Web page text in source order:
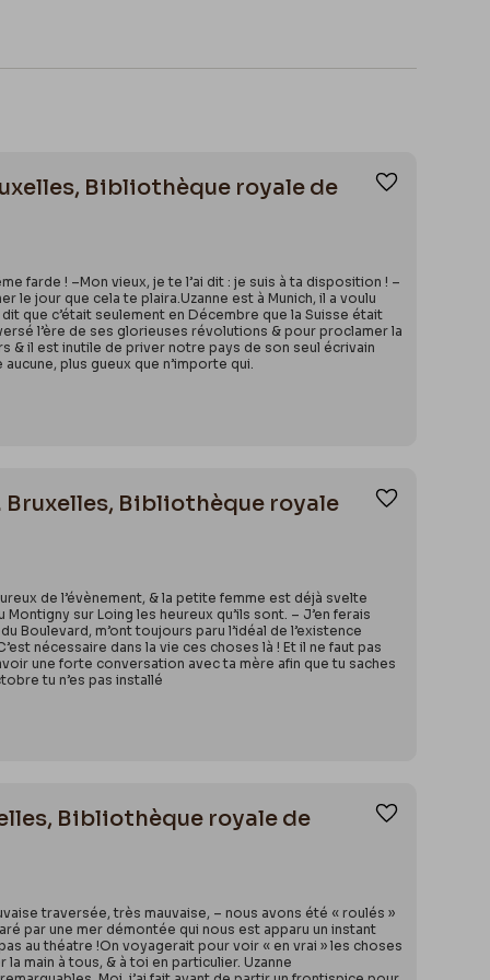
Bibliothèque royale de
farde ! –Mon vieux, je te l’ai dit : je suis à ta disposition ! –
le jour que cela te plaira.Uzanne est à Munich, il a voulu
que c’était seulement en Décembre que la Suisse était
l’ère de ses glorieuses révolutions & pour proclamer la
& il est inutile de priver notre pays de son seul écrivain
plus gueux que n’importe qui.
Ajouter
Bibliothèque royale
de l’évènement, & la petite femme est déjà svelte
sur Loing les heureux qu’ils sont. – J’en ferais
Boulevard, m’ont toujours paru l’idéal de l’existence
nécessaire dans la vie ces choses là ! Et il ne faut pas
une forte conversation avec ta mère afin que tu saches
tu n’es pas installé
Ajouter
Bibliothèque royale de
traversée, très mauvaise, – nous avons été « roulés »
par une mer démontée qui nous est apparu un instant
au théatre !On voyagerait pour voir « en vrai » les choses
main à tous, & à toi en particulier. Uzanne
Ajouter